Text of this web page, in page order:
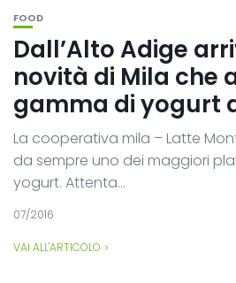
FOOD
Dall’Alto Adige
novità di Mila che
gamma di yogurt
La cooperativa mila – Latte
da sempre uno dei maggiori
yogurt. Attenta...
07/2016
VAI ALL'ARTICOLO